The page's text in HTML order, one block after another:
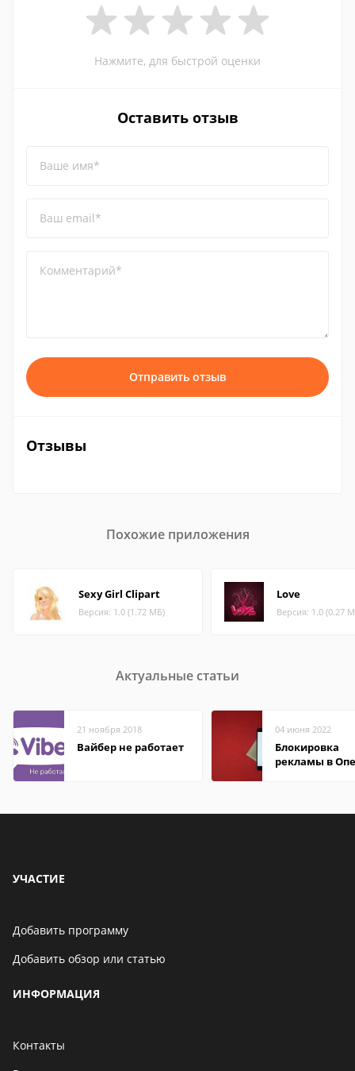
Нажмите, для быстрой оценки
Оставить отзыв
Ваше имя*
Ваш email*
Комментарий*
Отправить отзыв
Отзывы
Похожие приложения
Sexy Girl Clipart
Версия: 1.0 (1.72 МБ)
Love
Версия: 1.0 (0.27
Актуальные статьи
21 ноября 2018
Вайбер не работает
04 июня 2022
Блокировка
рекламы в
УЧАСТИЕ
Добавить программу
Добавить обзор или статью
ИНФОРМАЦИЯ
Контакты